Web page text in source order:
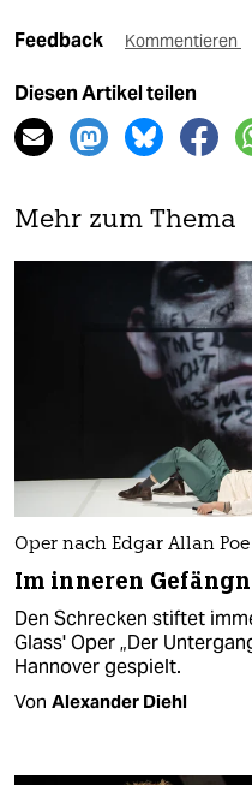
Feedback Kommentieren
Diesen Artikel teilen
Mehr zum Thema
Oper nach Edgar Allan
Im inneren
Den Schrecken stiftet
Glass' Oper „Der
Hannover gespielt.
Von Alexander Diehl